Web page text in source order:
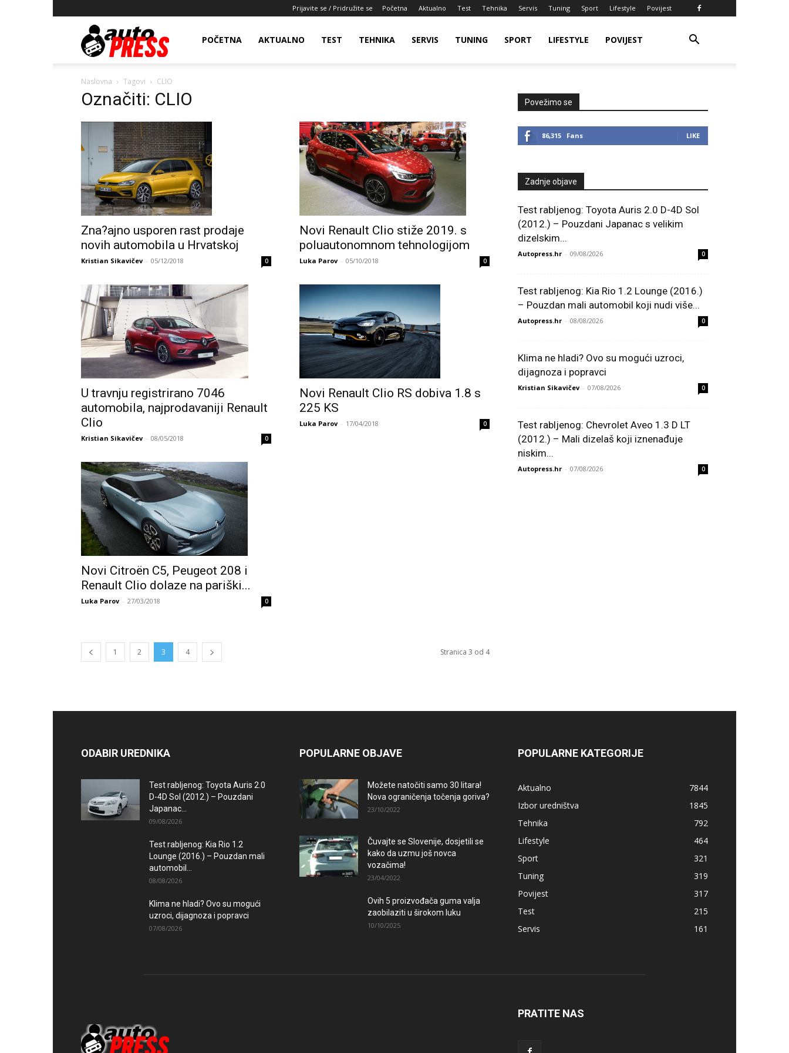
Prijavite se / Pridružite se Početna Aktualno Test Tehnika Servis Tuning Sport Lifestyle Povijest
AutopressHRPOČETNA AKTUALNO TEST TEHNIKA SERVIS TUNING SPORT LIFESTYLE POVIJEST
Naslovna Tagovi CLIO
Označiti: CLIO
Zna?ajno usporen rast prodaje
novih automobila u Hrvatskoj
Kristian Sikavičev - 05/12/2018 0
Novi Renault Clio stiže 2019. s
poluautonomnom tehnologijom
Luka Parov - 05/10/2018 0
U travnju registrirano 7046
automobila, najprodavaniji Renault
Clio
Kristian Sikavičev - 08/05/2018 0
Novi Renault Clio RS dobiva 1.8 s
225 KS
Luka Parov - 17/04/2018 0
Novi Citroën C5, Peugeot 208 i
Renault Clio dolaze na pariški...
Luka Parov - 27/03/2018 0
1 2 3 4 Stranica 3 od 4
Povežimo se
86,315 Fans LIKE
Zadnje objave
Test rabljenog: Toyota Auris 2.0 D-4D Sol
(2012.) – Pouzdani Japanac s velikim
dizelskim...
Autopress.hr - 09/08/2026 0
Test rabljenog: Kia Rio 1.2 Lounge (2016.)
– Pouzdan mali automobil koji nudi više...
Autopress.hr - 08/08/2026 0
Klima ne hladi? Ovo su mogući uzroci,
dijagnoza i popravci
Kristian Sikavičev - 07/08/2026 0
Test rabljenog: Chevrolet Aveo 1.3 D LT
(2012.) – Mali dizelaš koji iznenađuje
niskim...
Autopress.hr - 07/08/2026 0
ODABIR UREDNIKA
Test rabljenog: Toyota Auris 2.0
D-4D Sol (2012.) – Pouzdani
Japanac...
09/08/2026
Test rabljenog: Kia Rio 1.2
Lounge (2016.) – Pouzdan mali
automobil...
08/08/2026
Klima ne hladi? Ovo su mogući
uzroci, dijagnoza i popravci
07/08/2026
POPULARNE OBJAVE
Možete natočiti samo 30 litara!
Nova ograničenja točenja goriva?
23/10/2022
Čuvajte se Slovenije, dosjetili se
kako da uzmu još novca
vozačima!
23/04/2022
Ovih 5 proizvođača guma valja
zaobilaziti u širokom luku
10/10/2025
POPULARNE KATEGORIJE
Aktualno
7844
Izbor uredništva
1845
Tehnika
792
Lifestyle
464
Sport
321
Tuning
319
Povijest
317
Test
215
Servis
161
PRATITE NAS